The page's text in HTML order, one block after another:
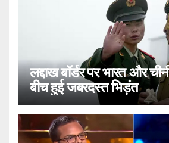
लद्दाख बॉर्डर पर भारत और
बीच हुई जबरदस्त भिड़ंत